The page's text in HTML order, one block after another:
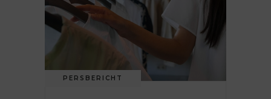
PERSBERICHT